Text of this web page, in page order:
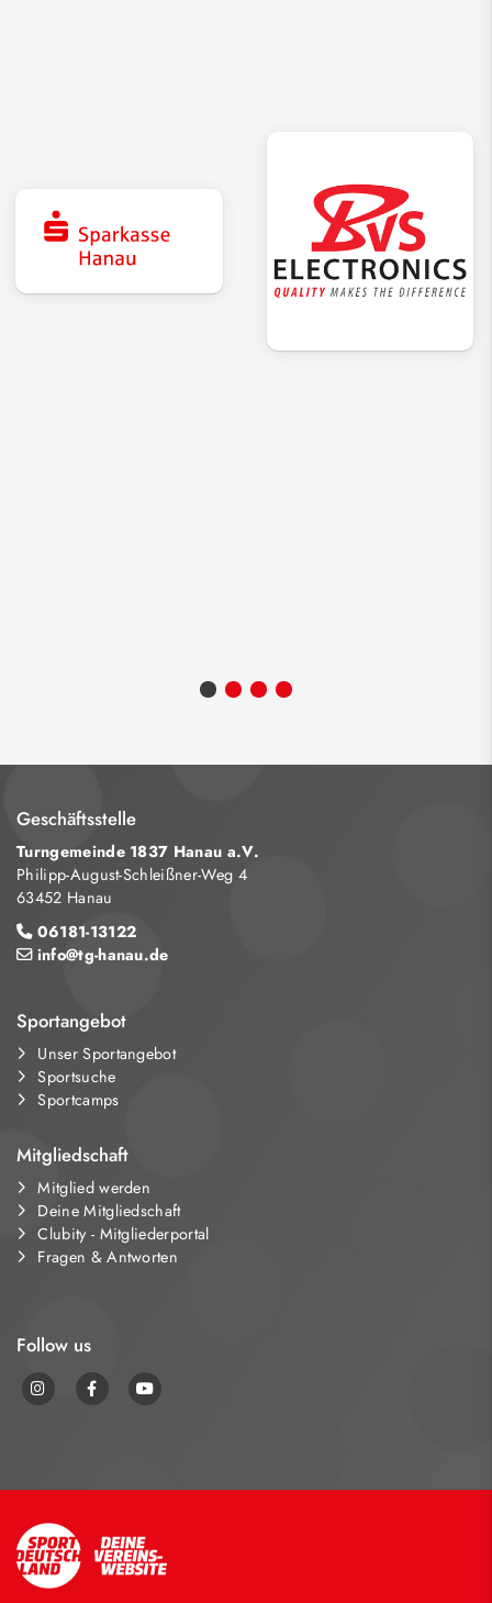
Geschäftsstelle
Turngemeinde 1837 Hanau a.V.
Philipp-August-Schleißner-Weg 4
63452 Hanau
06181-13122
info@tg-hanau.de
Sportangebot
Unser Sportangebot
Sportsuche
Sportcamps
Mitgliedschaft
Mitglied werden
Deine Mitgliedschaft
Clubity - Mitgliederportal
Fragen & Antworten
Follow us